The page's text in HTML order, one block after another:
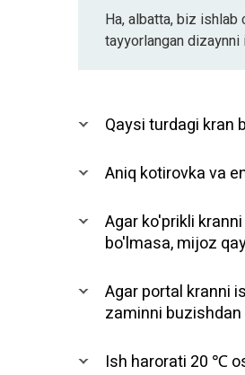
Ha, albatta, biz
tayyorlangan
Qaysi turdagi kran
Aniq kotirovka va
Agar ko'prikli
bo'lmasa, mijoz
Agar portal kranni
zaminni
Ish harorati 20 ℃